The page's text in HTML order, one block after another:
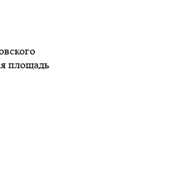
площадь